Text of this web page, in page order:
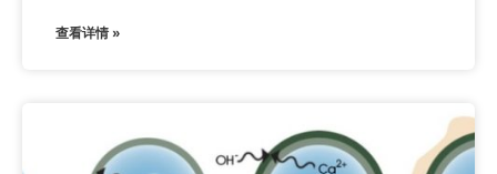
查看详情 »